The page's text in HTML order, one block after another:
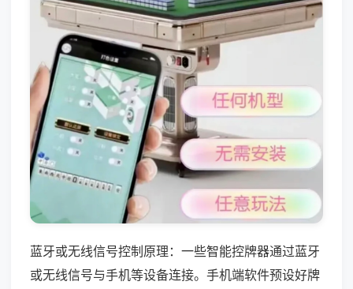
蓝牙或无线信号控制原理：一些智能控牌器通过蓝牙
或无线信号与手机等设备连接。手机端软件预设好牌